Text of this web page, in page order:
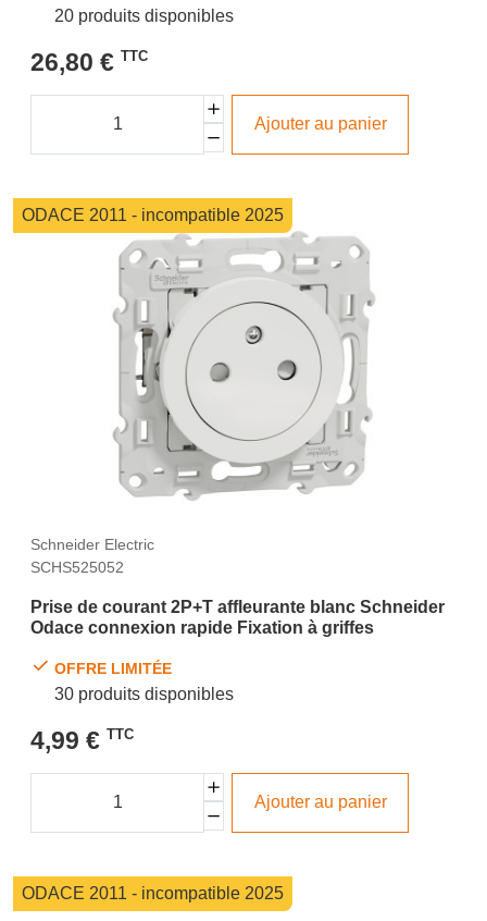
20 produits disponibles
26,80 € TTC
Ajouter au panier
ODACE 2011 - incompatible 2025
Schneider Electric
SCHS525052
Prise de courant 2P+T affleurante blanc Schneider
Odace connexion rapide Fixation à griffes
OFFRE LIMITÉE
30 produits disponibles
4,99 € TTC
Ajouter au panier
ODACE 2011 - incompatible 2025